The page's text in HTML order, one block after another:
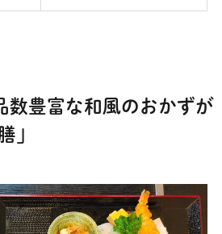
数豊富な和風のおかずが
」